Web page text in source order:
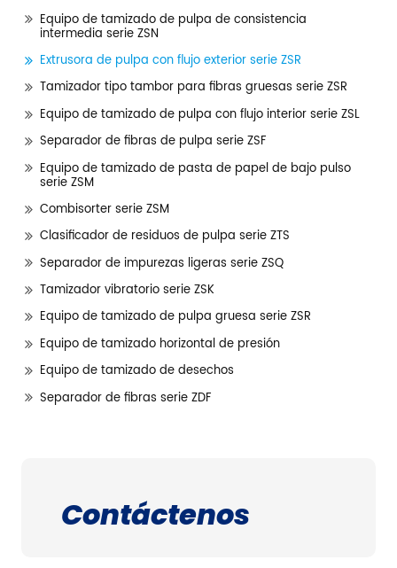
Equipo de tamizado de pulpa de consistencia
intermedia serie ZSN
Extrusora de pulpa con flujo exterior serie ZSR
Tamizador tipo tambor para fibras gruesas serie ZSR
Equipo de tamizado de pulpa con flujo interior serie ZSL
Separador de fibras de pulpa serie ZSF
Equipo de tamizado de pasta de papel de bajo pulso
serie ZSM
Combisorter serie ZSM
Clasificador de residuos de pulpa serie ZTS
Separador de impurezas ligeras serie ZSQ
Tamizador vibratorio serie ZSK
Equipo de tamizado de pulpa gruesa serie ZSR
Equipo de tamizado horizontal de presión
Equipo de tamizado de desechos
Separador de fibras serie ZDF
Contáctenos